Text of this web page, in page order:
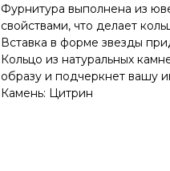
Фурнитура выполнена из
свойствами, что делает
Вставка в форме звезды
Кольцо из натуральных
образу и подчеркнет вашу
Камень: Цитрин